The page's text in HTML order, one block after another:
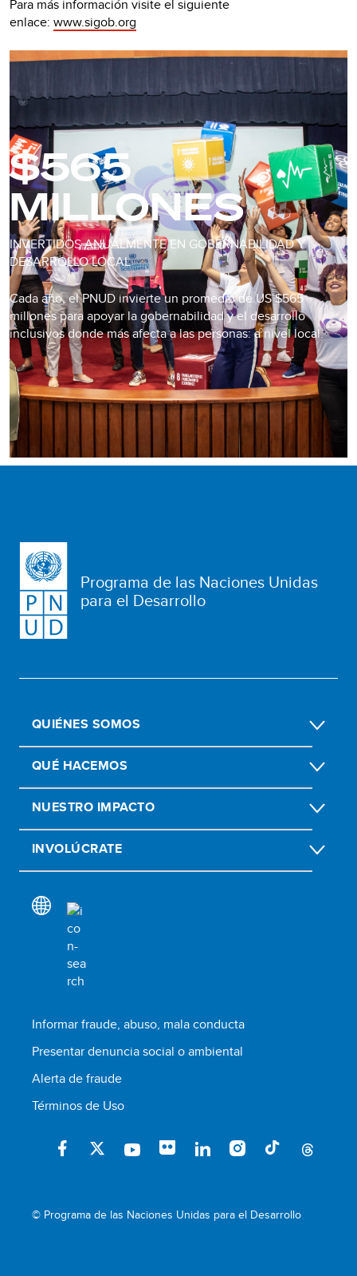
Para más información visite el siguiente
enlace: www.sigob.org
$565
MILLONES
INVERTIDOS ANUALMENTE EN GOBERNABILIDAD Y
DESARROLLO LOCAL
Cada año, el PNUD invierte un promedio de US $565
millones para apoyar la gobernabilidad y el desarrollo
inclusivos donde más afecta a las personas: a nivel local.
Programa de las Naciones Unidas
para el Desarrollo
QUIÉNES SOMOS
QUÉ HACEMOS
NUESTRO IMPACTO
INVOLÚCRATE
Informar fraude, abuso, mala conducta
Presentar denuncia social o ambiental
Alerta de fraude
Términos de Uso
© Programa de las Naciones Unidas para el Desarrollo